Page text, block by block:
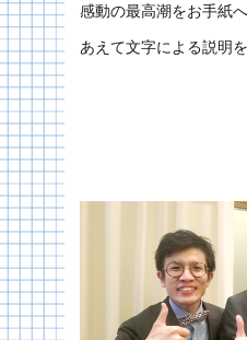
感動の最高潮をお手紙
あえて文字による説明